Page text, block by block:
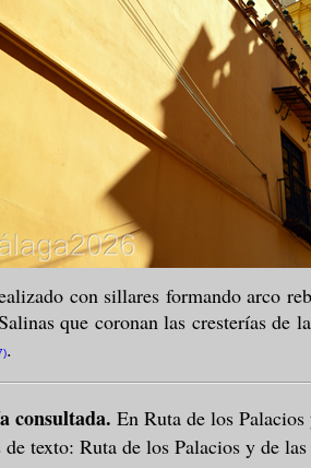
con sillares formando arco
que coronan las cresterías
.
consultada. En Ruta de los
de texto: Ruta de los Palacios y de